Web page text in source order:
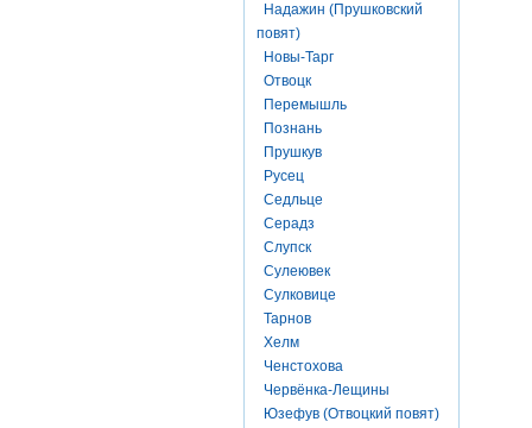
Надажин (Прушковский
повят)
Новы-Тарг
Отвоцк
Перемышль
Познань
Прушкув
Русец
Седльце
Серадз
Слупск
Сулеювек
Сулковице
Тарнов
Хелм
Ченстохова
Червёнка-Лещины
Юзефув (Отвоцкий повят)